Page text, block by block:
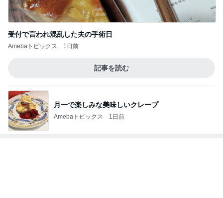
受付で言われ混乱した夫の手術日
Amebaトピックス 1日前
記事を読む
月一で楽しみな美味しいクレープ
Amebaトピックス 1日前